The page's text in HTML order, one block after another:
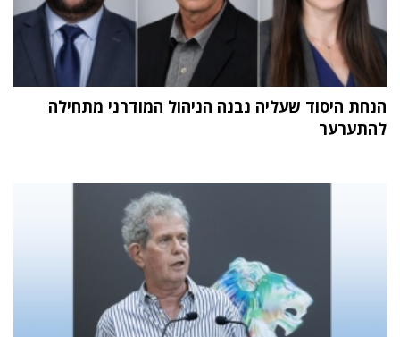
הנחת היסוד שעליה נבנה הניהול המודרני מתחילה
להתערער